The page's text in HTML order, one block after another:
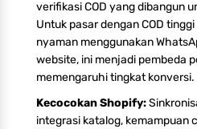
verifikasi COD yang dibangun
Untuk pasar dengan COD
nyaman menggunakan
website, ini menjadi pembeda
memengaruhi tingkat konversi.
Kecocokan Shopify:
integrasi katalog, kemampuan